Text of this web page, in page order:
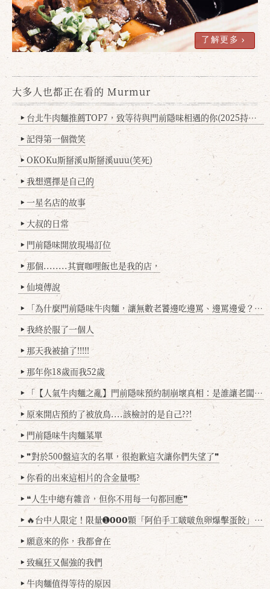
了解更多
大多人也都正在看的 Murmur
▶ 台北牛肉麵推薦TOP7，致等待與門前隱味相遇的你(2025持續更新
▶ 記得第一個微笑
▶ OKOKu斯掰溪u斯掰溪uuu(笑死)
▶ 我想選擇是自己的
▶ 一星名店的故事
▶ 大叔的日常
▶ 門前隱味開放現場訂位
▶ 那個........其實咖哩飯也是我的店，
▶ 仙境傳說
▶ 「為什麼門前隱味牛肉麵，讓無數老饕邊吃邊罵、邊罵邊愛？小辣雞揭密！」
▶ 我終於服了一個人
▶ 那天我被搶了!!!!!
▶ 那年你18歲而我52歲
▶ 「【人氣牛肉麵之亂】門前隱味預約制崩壞真相：是誰讓老闆心灰意冷？」
▶ 原來開店預約了被放鳥....該檢討的是自己??!
▶ 門前隱味牛肉麵菜單
▶ ❞對於500盤這次的名單，很抱歉這次讓你們失望了❞
▶ 你看的出來這相片的含金量嗎?
▶ ❝人生中總有雜音，但你不用每一句都回應❞
▶ 🔥台中人限定！限量➊𝟬𝟬𝟬顆「阿伯手工啵啵魚卵爆擊蛋餃」台北已被搶爆2萬顆，最後名額門前隱味只留給你！🥟💥
▶ 願意來的你，我都會在
▶ 致瘋狂又倔強的我們
▶ 牛肉麵值得等待的原因